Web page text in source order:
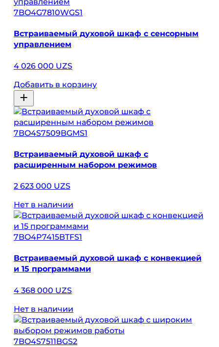
7BO4G7810WGS1
Встраиваемый духовой шкаф с сенсорным
управлением
4 026 000 UZS
Добавить в корзину
7BO4S7509BGMS1
Встраиваемый духовой шкаф с
расширенным набором режимов
2 623 000 UZS
Нет в наличии
7BO4P7415BTFS1
Встраиваемый духовой шкаф с конвекцией
и 15 программами
4 368 000 UZS
Нет в наличии
7BO4S7511BGS2